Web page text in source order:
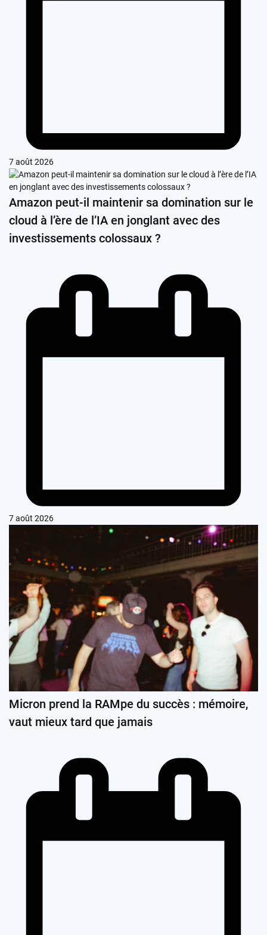
7 août 2026
Amazon peut-il maintenir sa domination sur le
cloud à l’ère de l’IA en jonglant avec des
investissements colossaux ?
7 août 2026
Micron prend la RAMpe du succès : mémoire,
vaut mieux tard que jamais